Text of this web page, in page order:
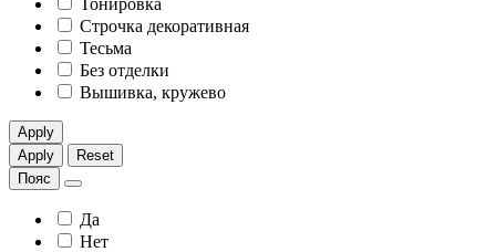
Строчка декоративная
Тесьма
Без отделки
Вышивка, кружево
Apply
Apply
Reset
Пояс
Да
Нет